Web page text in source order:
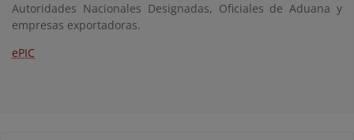
Autoridades Nacionales Designadas, Oficiales de Aduana y
empresas exportadoras.
ePIC